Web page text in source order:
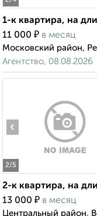
1-к квартира, на
11 000 ₽ в месяц
Московский район,
Агентство, 08.08.2026
2/5
‹
2-к квартира, на
13 000 ₽ в месяц
Центральный район,